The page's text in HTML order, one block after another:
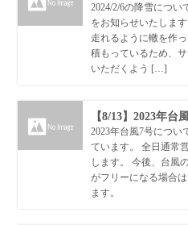
2024/2/6の降雪につ
をお知らせいたしま
走れるように轍を作
積もっているため、
いただくよう […]
【8/13】2023年台
2023年台風7号につい
ています。 全日通常
します。 今後、台風
がフリーになる場合
ます。